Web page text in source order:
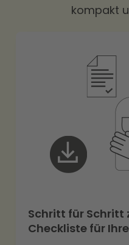
kompakt
Schritt für Schritt
Checkliste für